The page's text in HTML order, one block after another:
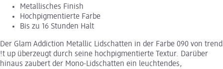
Metallisches Finish
Hochpigmentierte Farbe
Bis zu 16 Stunden Halt
Der Glam Addiction Metallic Lidschatten in der Farbe 090 von trend
!t up überzeugt durch seine hochpigmentierte Textur. Darüber
hinaus zaubert der Mono-Lidschatten ein leuchtendes,